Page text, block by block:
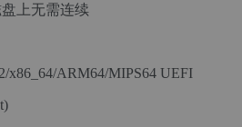
上无需连续
x86_64/ARM64/MIPS64 UEFI